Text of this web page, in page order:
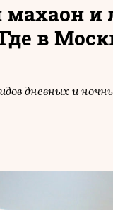
и
в
дневных и